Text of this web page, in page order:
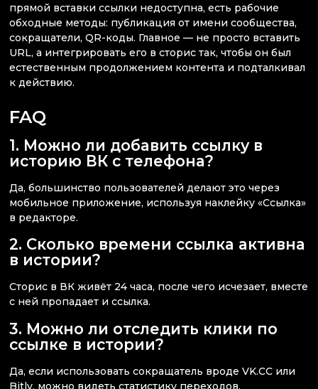
прямой вставки ссылки недоступна, есть рабочие
обходные методы: публикация от имени сообщества,
сокращатели, QR-коды. Главное — не просто вставить
URL, а интегрировать его в сторис так, чтобы он был
естественным продолжением контента и подталкивал
к действию.
FAQ
1. Можно ли добавить ссылку в
историю ВК с телефона?
Да, большинство пользователей делают это через
мобильное приложение, используя наклейку «Ссылка»
в редакторе.
2. Сколько времени ссылка активна
в истории?
Сторис в ВК живёт 24 часа, после чего исчезает, вместе
с ней пропадает и ссылка.
3. Можно ли отследить клики по
ссылке в истории?
Да, если использовать сокращатель вроде VK.CC или
Bitly, можно видеть статистику переходов.